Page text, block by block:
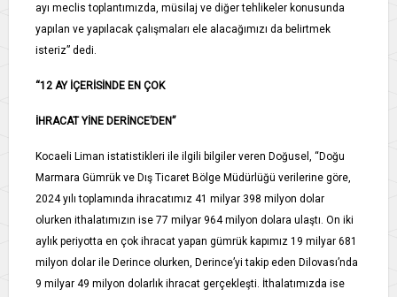
ayı meclis toplantımızda, müsilaj ve diğer tehlikeler konusunda
yapılan ve yapılacak çalışmaları ele alacağımızı da belirtmek
isteriz” dedi.
“12 AY İÇERİSİNDE EN ÇOK
İHRACAT YİNE DERİNCE’DEN”
Kocaeli Liman istatistikleri ile ilgili bilgiler veren Doğusel, “Doğu
Marmara Gümrük ve Dış Ticaret Bölge Müdürlüğü verilerine göre,
2024 yılı toplamında ihracatımız 41 milyar 398 milyon dolar
olurken ithalatımızın ise 77 milyar 964 milyon dolara ulaştı. On iki
aylık periyotta en çok ihracat yapan gümrük kapımız 19 milyar 681
milyon dolar ile Derince olurken, Derince’yi takip eden Dilovası’nda
9 milyar 49 milyon dolarlık ihracat gerçekleşti. İthalatımızda ise